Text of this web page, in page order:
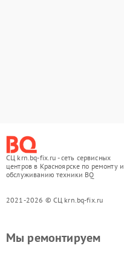
СЦ krn.bq-fix.ru - сеть сервисных
центров в Красноярске по ремонту и
обслуживанию техники BQ
2021-2026 © СЦ krn.bq-fix.ru
Мы ремонтируем